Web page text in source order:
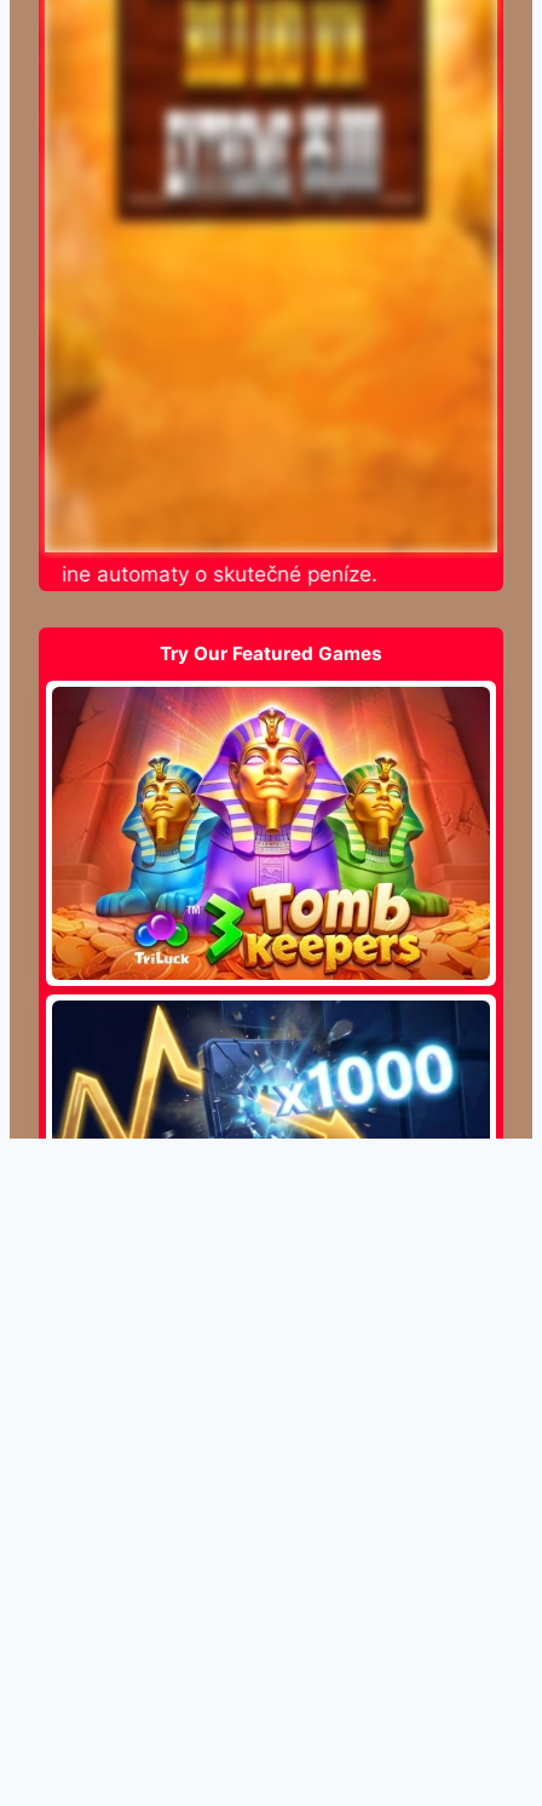
online automaty o skutečné peníze.
Try Our Featured Games